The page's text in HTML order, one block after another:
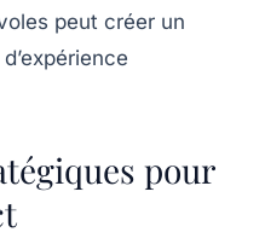
peut créer un
pour